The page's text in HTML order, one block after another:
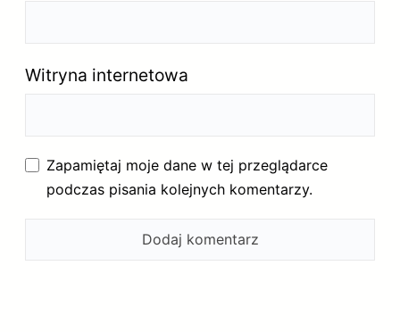
Witryna internetowa
Zapamiętaj moje dane w tej przeglądarce
podczas pisania kolejnych komentarzy.